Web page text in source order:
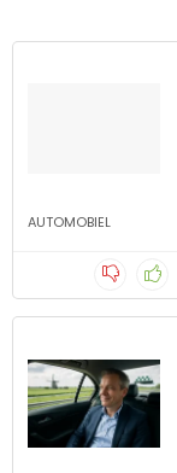
AUTOMOBIEL